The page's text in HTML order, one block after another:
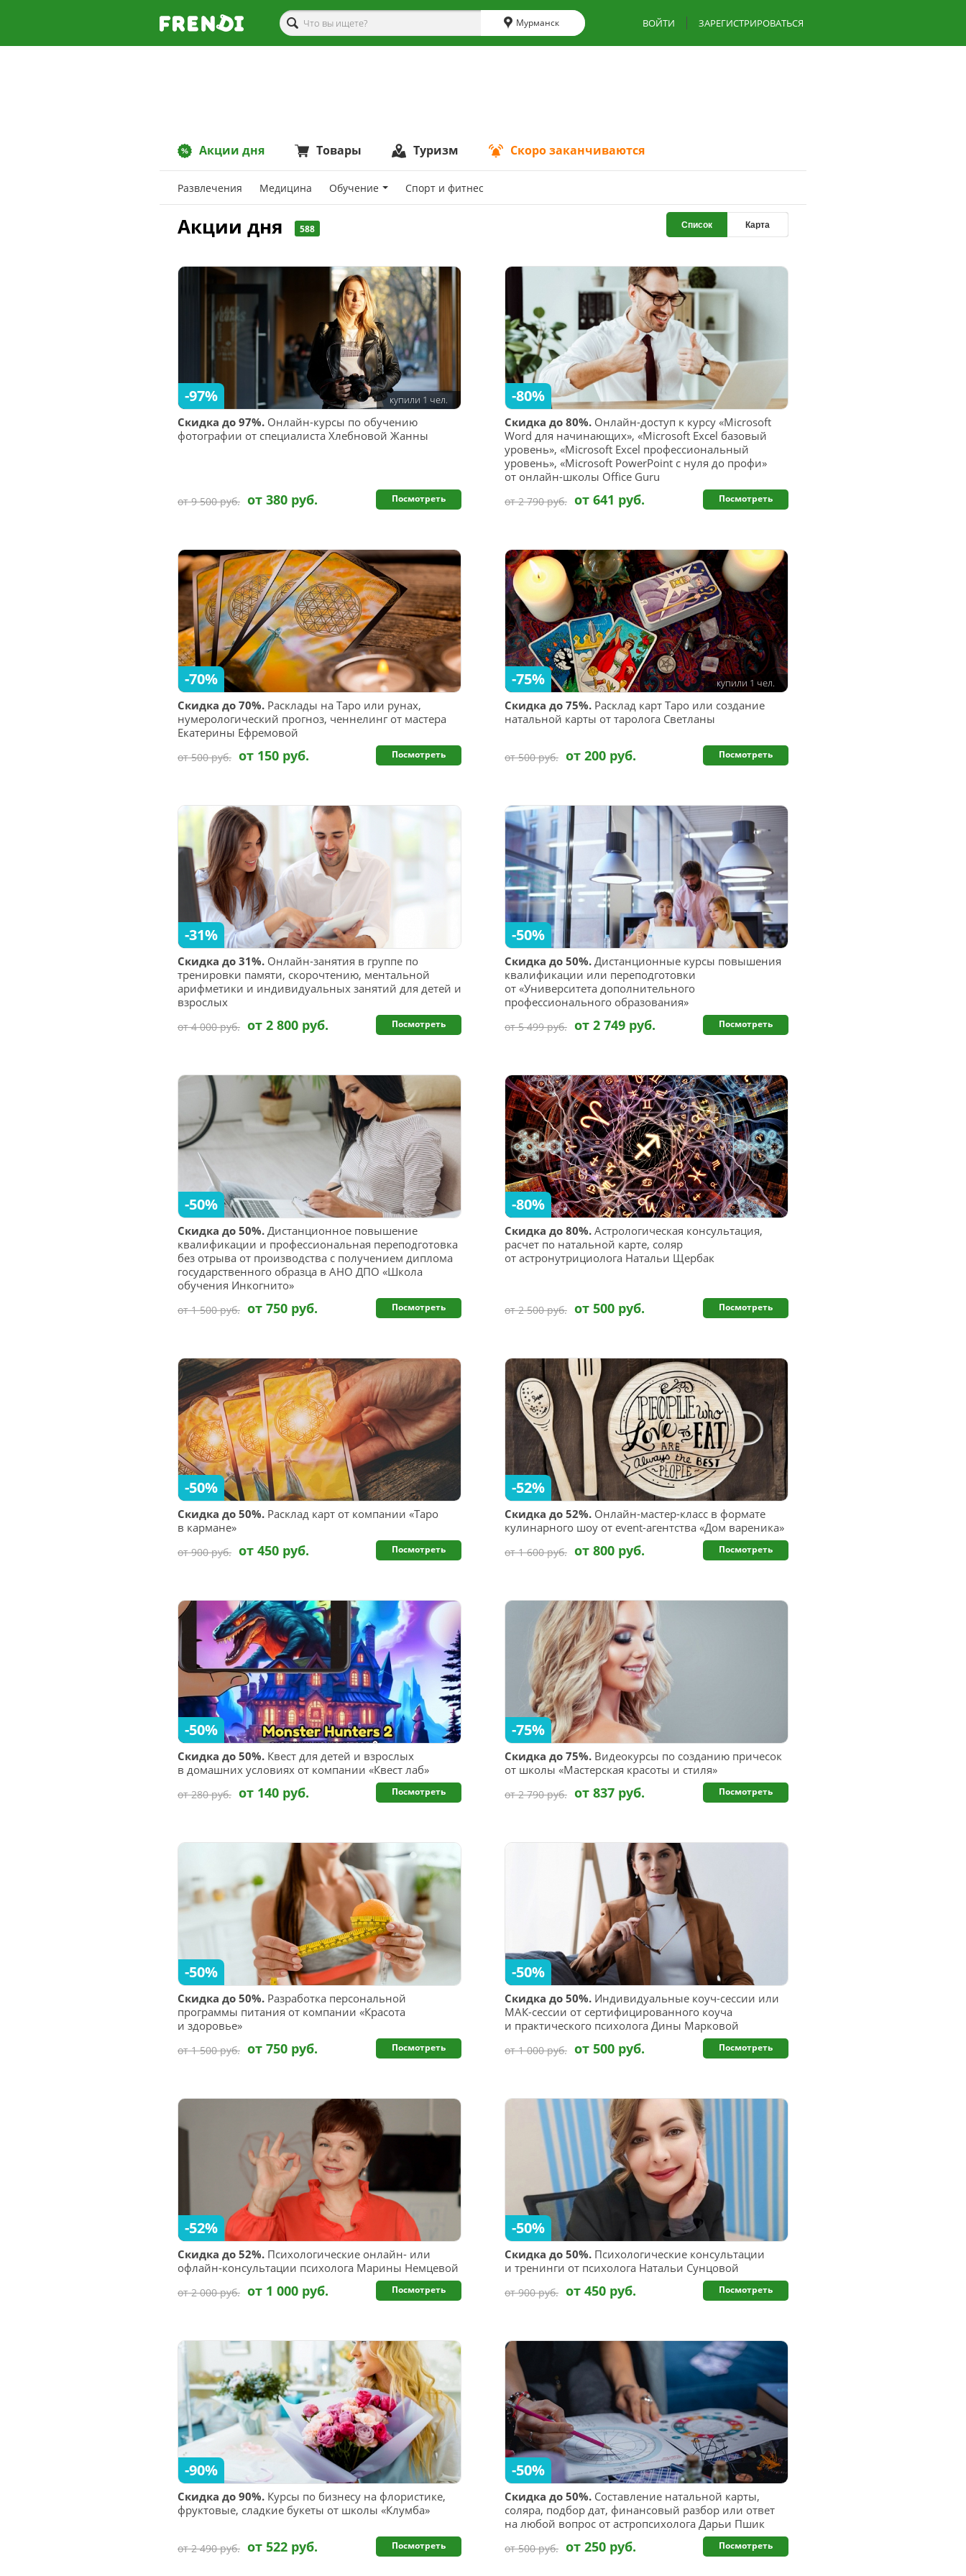
Мурманск ВОЙТИ ЗАРЕГИСТРИРОВАТЬСЯ
Акции дня Товары Туризм Скоро заканчиваются
Развлечения Медицина Обучение Спoрт и фитнес
Акции дня 588 Список Карта
Скидка до 97%. Онлайн-курсы по обучению
фотографии от специалиста Хлебновой Жанны
-97% купили 1 чел.
от 9 500 руб. от 380 руб. Посмотреть
Скидка до 80%. Онлайн-доступ к курсу «Microsoft
Word для начинающих», «Microsoft Excel базовый
уровень», «Microsoft Excel профессиональный
уровень», «Microsoft PowerPoint с нуля до профи»
от онлайн-школы Office Guru
-80%
от 2 790 руб. от 641 руб. Посмотреть
Скидка до 70%. Расклады на Таро или рунах,
нумерологический прогноз, ченнелинг от мастера
Екатерины Ефремовой
-70%
от 500 руб. от 150 руб. Посмотреть
Скидка до 75%. Расклад карт Таро или создание
натальной карты от таролога Светланы
-75% купили 1 чел.
от 500 руб. от 200 руб. Посмотреть
Скидка до 31%. Онлайн-занятия в группе по
тренировки памяти, скорочтению, ментальной
арифметики и индивидуальных занятий для детей и
взрослых
-31%
от 4 000 руб. от 2 800 руб. Посмотреть
Скидка до 50%. Дистанционные курсы повышения
квалификации или переподготовки
от «Университета дополнительного
профессионального образования»
-50%
от 5 499 руб. от 2 749 руб. Посмотреть
Скидка до 50%. Дистанционное повышение
квалификации и профессиональная переподготовка
без отрыва от производства с получением диплома
государственного образца в АНО ДПО «Школа
обучения Инкогнито»
-50%
от 1 500 руб. от 750 руб. Посмотреть
Скидка до 80%. Астрологическая консультация,
расчет по натальной карте, соляр
от астронутрициолога Натальи Щербак
-80%
от 2 500 руб. от 500 руб. Посмотреть
Скидка до 50%. Расклад карт от компании «Таро
в кармане»
-50%
от 900 руб. от 450 руб. Посмотреть
Скидка до 52%. Онлайн-мастер-класс в формате
кулинарного шоу от event-агентства «Дом вареника»
-52%
от 1 600 руб. от 800 руб. Посмотреть
Скидка до 50%. Квест для детей и взрослых
в домашних условиях от компании «Квест лаб»
-50%
от 280 руб. от 140 руб. Посмотреть
Скидка до 75%. Видеокурсы по созданию причесок
от школы «Мастерская красоты и стиля»
-75%
от 2 790 руб. от 837 руб. Посмотреть
Скидка до 50%. Разработка персональной
программы питания от компании «Красота
и здоровье»
-50%
от 1 500 руб. от 750 руб. Посмотреть
Скидка до 50%. Индивидуальные коуч-сессии или
МАК-сессии от сертифицированного коуча
и практического психолога Дины Марковой
-50%
от 1 000 руб. от 500 руб. Посмотреть
Скидка до 52%. Психологические онлайн- или
офлайн-консультации психолога Марины Немцевой
-52%
от 2 000 руб. от 1 000 руб. Посмотреть
Скидка до 50%. Психологические консультации
и тренинги от психолога Натальи Сунцовой
-50%
от 900 руб. от 450 руб. Посмотреть
Скидка до 90%. Курсы по бизнесу на флористике,
фруктовые, сладкие букеты от школы «Клумба»
-90%
от 2 490 руб. от 522 руб. Посмотреть
Скидка до 50%. Составление натальной карты,
соляра, подбор дат, финансовый разбор или ответ
на любой вопрос от астропсихолога Дарьи Пшик
-50%
от 500 руб. от 250 руб. Посмотреть